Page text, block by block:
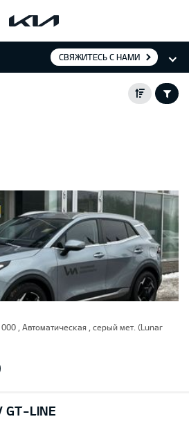
СВЯЖИТЕСЬ С НАМИ
, Автоматическая , серый мет. (Lunar
GT-LINE